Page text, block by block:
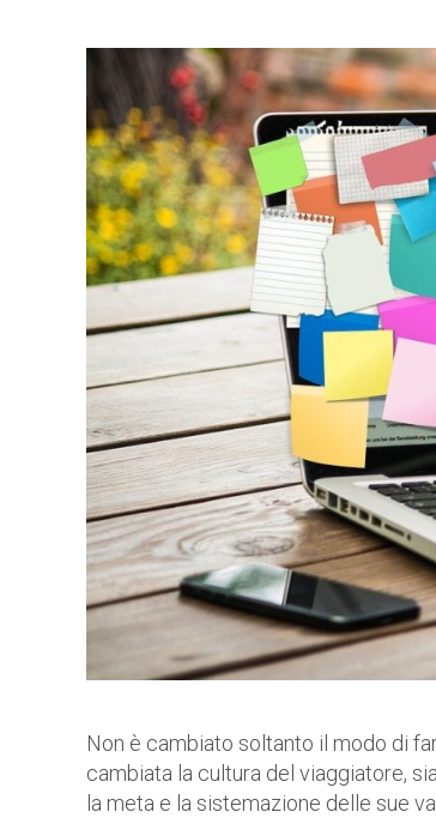
Non è cambiato soltanto il modo di
cambiata la cultura del viaggiatore,
la meta e la sistemazione delle sue